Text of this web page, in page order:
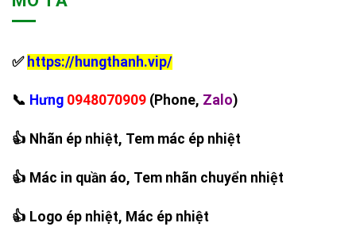
✅ https://hungthanh.vip/
‪📞 Hưng 0948070909 (Phone, Zalo)
👍 Nhãn ép nhiệt, Tem mác ép nhiệt
👍 Mác in quần áo, Tem nhãn chuyển nhiệt
👍 Logo ép nhiệt, Mác ép nhiệt